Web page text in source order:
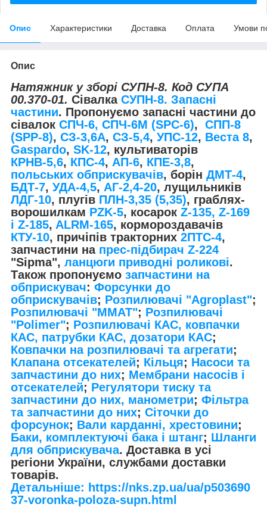
Опис Характеристики Доставка Оплата Умови
Опис
Натяжник у зборі СУПН-8. Код СУПА
00.370-01. Сівалка СУПН-8. Запасні
частини. Пропонуємо запасні частини до
сівалок СПЧ-6, СПЧ-6М (SPС-6), СПП-8
(SPP-8), СЗ-3,6А, СЗ-5,4, УПС-12, Веста 8,
Gaspardo, SK-12, культиваторів
КРНВ-5,6, КПС-4, АП-6, КПЕ-3,8,
польських обприскувачів, борін ДМТ-4,
БДТ-7, УДА-4,5, АГ-2,4-20, лущильників
ЛДГ-10, плугів ПЛН-3,35 (5,35), граблях-
ворошилкам PZK-5, косарок Z-135, Z-169
і Z-185, ALRM-165, кормороздавачів
КТУ-10, причіпів тракторних 2ПТС-4,
запчастини на прес-підбирач Z-224
"Sipma", ланцюги приводні роликові.
Також пропонуємо запчастини на
обприскувач: Форсунки до
обприскувачів; Розпилювачі "Agroplast";
Розпилювачі "MMAT"; Розпилювачі
"Polimer"; Розпилювачі КАС, ковпачки
КАС, патрубки КАС, дозатори КАС;
Ковпачки на розпилювачі та агрегати;
Клапана отсекателей; Кільця; Насоси та
запчастини до них; Мембрани насосів і
отсекателей; Регулятори тиску та
запчастини до них, манометри; Фільтра
та запчастини до них; Сіточки до
форсунок; Вали карданні, хрестовини;
Баки, комплектуючі бака і штанг; Шланги
для обприскувача. Доставка в усі
регіони України, службами доставки
товарів.
Детальніше: https://nks.zp.ua/ua/p503690
37-voronka-poloza-supn.html